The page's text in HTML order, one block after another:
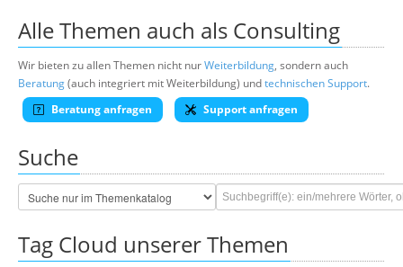
Alle Themen auch als Consulting
Wir bieten zu allen Themen nicht nurWeiterbildung, sondern auch
Beratung(auch integriert mit Weiterbildung) undtechnischen Support.
Beratung anfragen
Support anfragen
Suche
Tag Cloud unserer Themen